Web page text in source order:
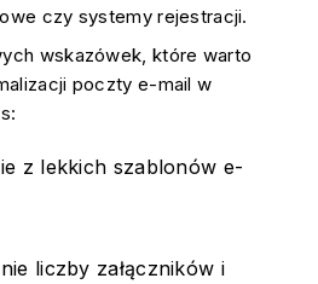
czy systemy rejestracji.
wskazówek, które warto
poczty e-mail w
z lekkich szablonów e-
liczby załączników i